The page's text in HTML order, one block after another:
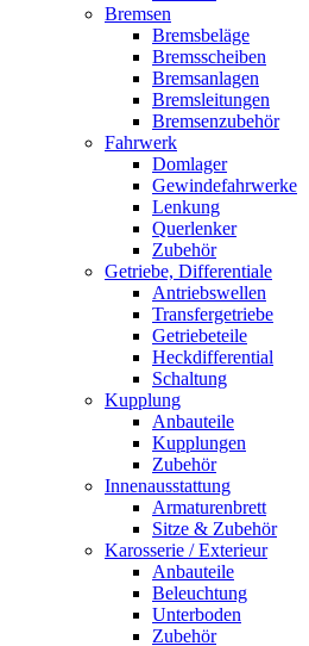
Bremsen
Bremsbeläge
Bremsscheiben
Bremsanlagen
Bremsleitungen
Bremsenzubehör
Fahrwerk
Domlager
Gewindefahrwerke
Lenkung
Querlenker
Zubehör
Getriebe, Differentiale
Antriebswellen
Transfergetriebe
Getriebeteile
Heckdifferential
Schaltung
Kupplung
Anbauteile
Kupplungen
Zubehör
Innenausstattung
Armaturenbrett
Sitze & Zubehör
Karosserie / Exterieur
Anbauteile
Beleuchtung
Unterboden
Zubehör